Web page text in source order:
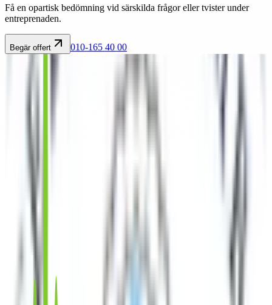
Få en opartisk bedömning vid särskilda frågor eller tvister under
entreprenaden.
Begär offert 010-165 40 00